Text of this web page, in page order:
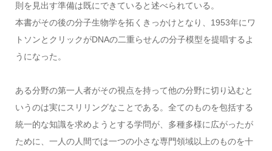
則を見出す準備は既にできていると述べられている。
本書がその後の分子生物学を拓くきっかけとなり、1953年にワ
トソンとクリックがDNAの二重らせんの分子模型を提唱するよ
うになった。
ある分野の第一人者がその視点を持って他の分野に切り込むと
いうのは実にスリリングなことである。全てのものを包括する
統一的な知識を求めようとする学問が、多種多様に広がったが
ために、一人の人間では一つの小さな専門領域以上のものを十